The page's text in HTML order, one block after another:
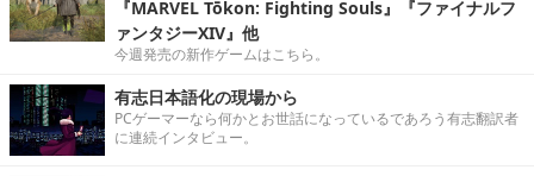
『MARVEL Tōkon: Fighting Souls』『ファイナルフ
ァンタジーXIV』他
今週発売の新作ゲームはこちら。
有志日本語化の現場から
PCゲーマーなら何かとお世話になっているであろう有志翻訳者
に連続インタビュー。